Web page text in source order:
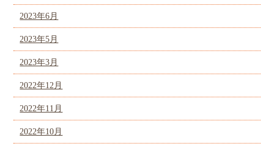
2023年6月
2023年5月
2023年3月
2022年12月
2022年11月
2022年10月